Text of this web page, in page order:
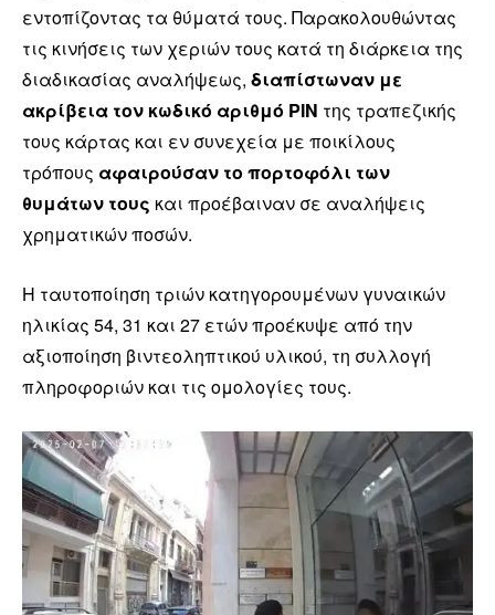
εντοπίζοντας τα θύματά τους. Παρακολουθώντας
τις κινήσεις των χεριών τους κατά τη διάρκεια της
διαδικασίας αναλήψεως, διαπίστωναν με
ακρίβεια τον κωδικό αριθμό PIN της τραπεζικής
τους κάρτας και εν συνεχεία με ποικίλους
τρόπους αφαιρούσαν το πορτοφόλι των
θυμάτων τους και προέβαιναν σε αναλήψεις
χρηματικών ποσών.
Η ταυτοποίηση τριών κατηγορουμένων γυναικών
ηλικίας 54, 31 και 27 ετών προέκυψε από την
αξιοποίηση βιντεοληπτικού υλικού, τη συλλογή
πληροφοριών και τις ομολογίες τους.